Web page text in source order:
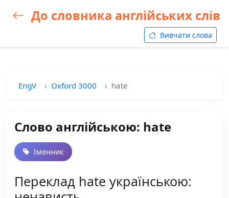
До словника англійських слів
Вивчати слова
EngV Oxford 3000 hate
Слово англійською: hate
Іменник
Переклад hate українською: